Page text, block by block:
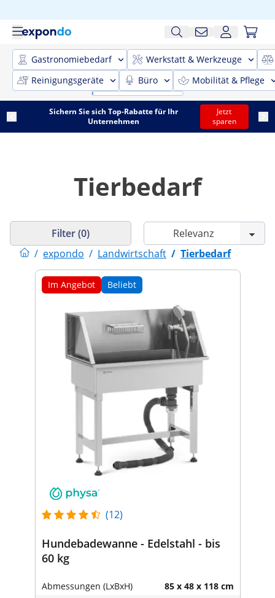
Gastronomiebedarf
Werkstatt & Werkzeuge
Reinigungsgeräte
Büro Mobilität & Pflege
Sichern Sie sich Top-Rabatte für Ihr
Unternehmen
Jetzt
sparen
Tierbedarf
/ expondo / Landwirtschaft / Tierbedarf
Filter (0)
Im Angebot Beliebt
(12)
Hundebadewanne - Edelstahl - bis
60 kg
Abmessungen (LxBxH) 85 x 48 x 118 cm